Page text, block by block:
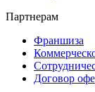
Партнерам
Франшиза
Договор